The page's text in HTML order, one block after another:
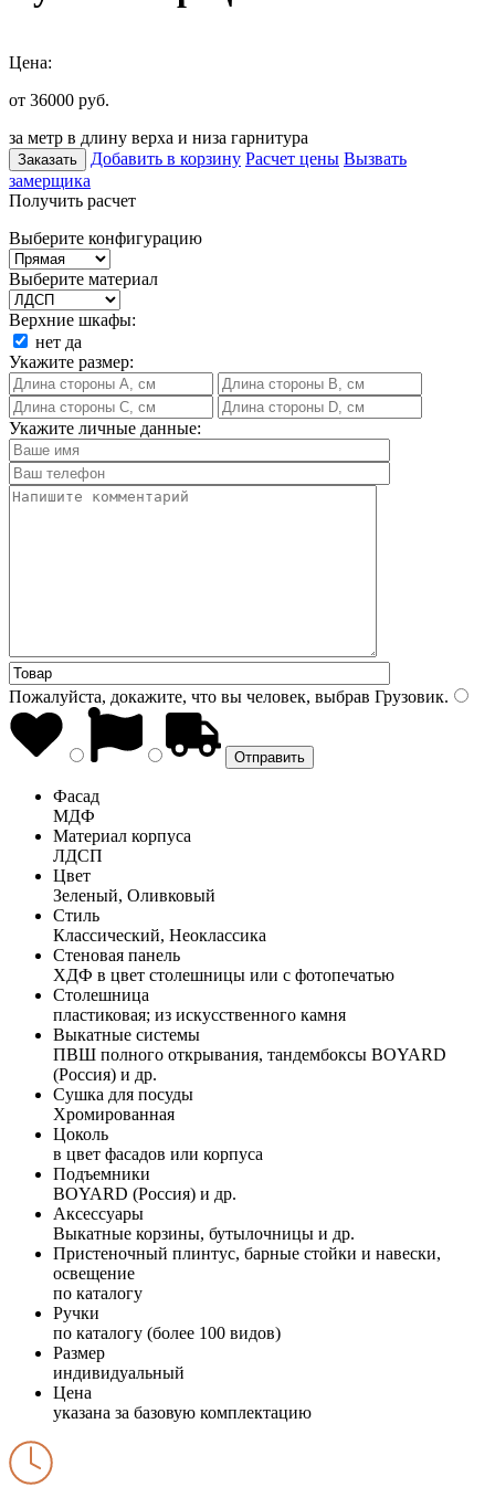
Цена:
от 36000 руб.
за метр в длину верха и низа гарнитура
Заказать Добавить в корзину Расчет цены Вызвать
замерщика
Получить расчет
Выберите конфигурацию
Выберите материал
Верхние шкафы:
нет да
Укажите размер:
Укажите личные данные:
Пожалуйста, докажите, что вы человек, выбрав Грузовик.
Фасад
МДФ
Материал корпуса
ЛДСП
Цвет
Зеленый, Оливковый
Стиль
Классический, Неоклассика
Стеновая панель
ХДФ в цвет столешницы или с фотопечатью
Столешница
пластиковая; из искусственного камня
Выкатные системы
ПВШ полного открывания, тандембоксы BOYARD
(Россия) и др.
Сушка для посуды
Хромированная
Цоколь
в цвет фасадов или корпуса
Подъемники
BOYARD (Россия) и др.
Аксессуары
Выкатные корзины, бутылочницы и др.
Пристеночный плинтус, барные стойки и навески,
освещение
по каталогу
Ручки
по каталогу (более 100 видов)
Размер
индивидуальный
Цена
указана за базовую комплектацию